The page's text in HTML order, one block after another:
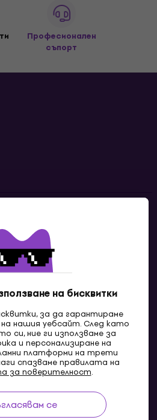
на бисквитки
за да гарантираме
нашия уебсайт. След като
си, ние ги използваме за
и персонализиране на
платформи на трети
спазваме правилата на
за поверителност.
се
Професионален
съпорт
се с нас
BG